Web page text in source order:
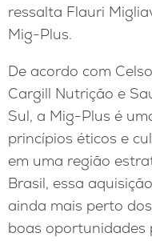
ressalta Flauri
Mig-Plus.
De acordo com
Cargill Nutrição e
Sul, a Mig-Plus é
princípios éticos e
em uma região
Brasil, essa
ainda mais perto
boas oportunidades